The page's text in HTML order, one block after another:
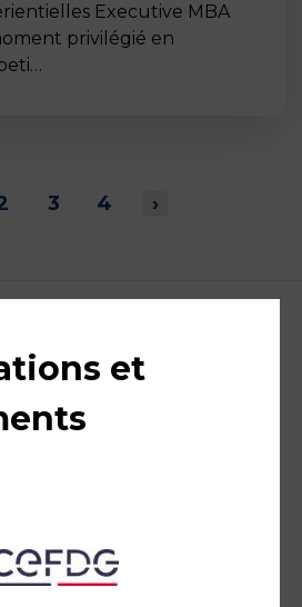
Executive MBA
privilégié en
3 4 ›
et